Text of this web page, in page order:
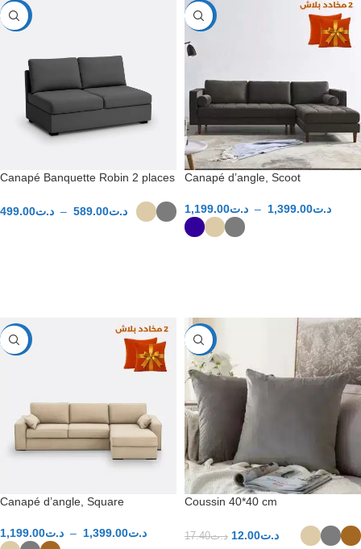
-31%
Canapé Banquette Robin 2 places
د.ت499.00 – د.ت589.00
-40%
Canapé d’angle, Scoot
د.ت1,199.00 – د.ت1,399.00
-40%
Canapé d’angle, Square
د.ت1,199.00 – د.ت1,399.00
-31%
Coussin 40*40 cm
د.ت17.40 د.ت12.00